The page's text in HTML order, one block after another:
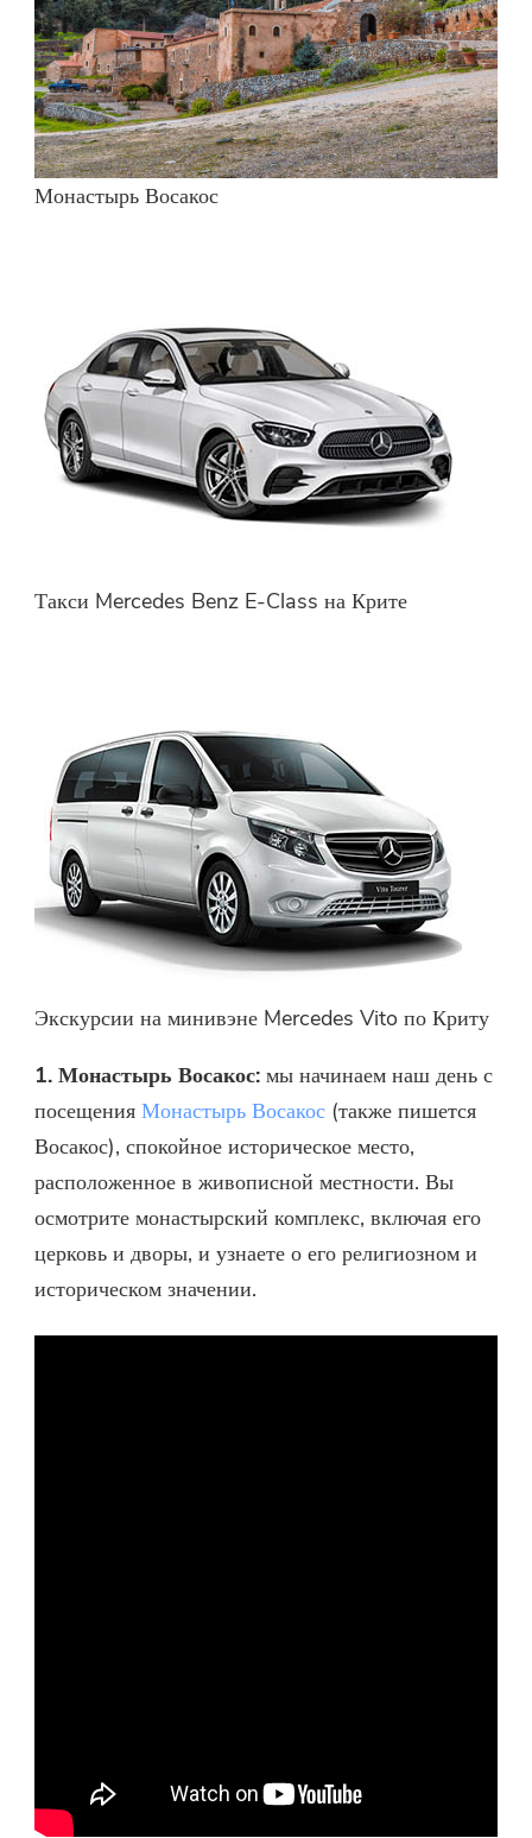
Монастырь Восакос
Такси Mercedes Benz E-Class на Крите
Экскурсии на минивэне Mercedes Vito по Криту
1. Монастырь Восакос: мы начинаем наш день с
посещения Монастырь Восакос (также пишется
Восакос), спокойное историческое место,
расположенное в живописной местности. Вы
осмотрите монастырский комплекс, включая его
церковь и дворы, и узнаете о его религиозном и
историческом значении.